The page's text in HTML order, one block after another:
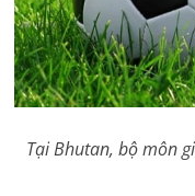
Tại Bhutan, bộ môn